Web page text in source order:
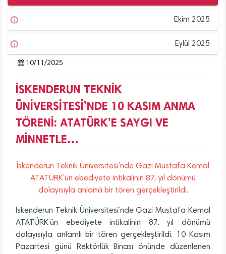
Ekim 2025
Eylül 2025
10/11/2025
İSKENDERUN TEKNİK
ÜNİVERSİTESİ’NDE 10 KASIM ANMA
TÖRENİ: ATATÜRK’E SAYGI VE
MİNNETLE…
İskenderun Teknik Üniversitesi’nde Gazi Mustafa Kemal
ATATÜRK’ün ebediyete intikalinin 87. yıl dönümü
dolayısıyla anlamlı bir tören gerçekleştirildi.
İskenderun Teknik Üniversitesi’nde Gazi Mustafa Kemal
ATATÜRK’ün ebediyete intikalinin 87. yıl dönümü
dolayısıyla anlamlı bir tören gerçekleştirildi. 10 Kasım
Pazartesi günü Rektörlük Binası önünde düzenlenen